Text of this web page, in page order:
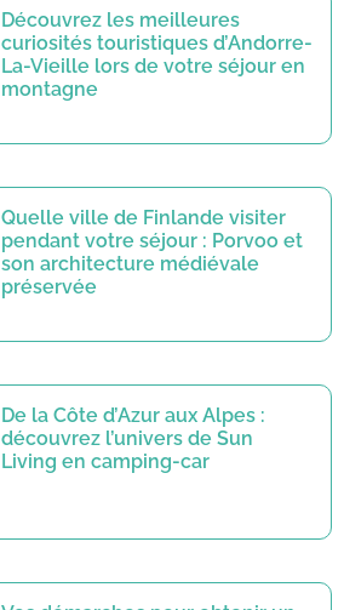
Découvrez les meilleures
curiosités touristiques d’Andorre-
La-Vieille lors de votre séjour en
montagne
Quelle ville de Finlande visiter
pendant votre séjour : Porvoo et
son architecture médiévale
préservée
De la Côte d’Azur aux Alpes :
découvrez l’univers de Sun
Living en camping-car